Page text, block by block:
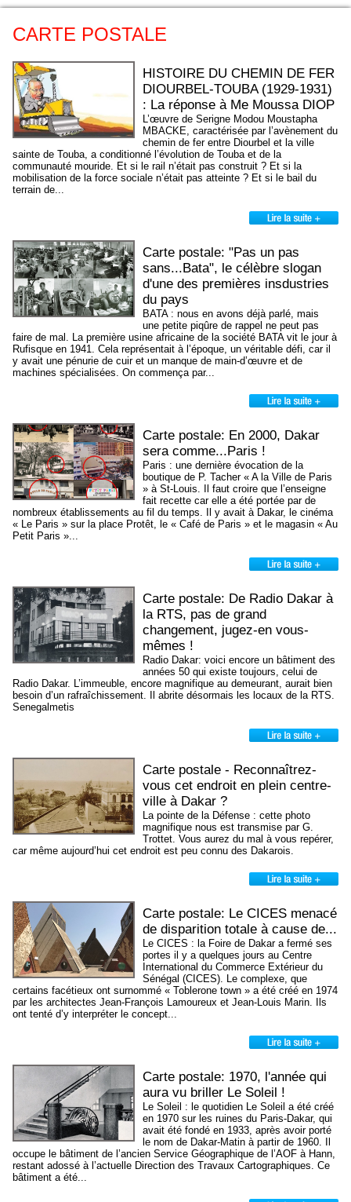
CARTE POSTALE
HISTOIRE DU CHEMIN DE FER
DIOURBEL-TOUBA (1929-1931)
: La réponse à Me Moussa DIOP
L’œuvre de Serigne Modou Moustapha
MBACKE, caractérisée par l’avènement du
chemin de fer entre Diourbel et la ville
sainte de Touba, a conditionné l’évolution de Touba et de la
communauté mouride. Et si le rail n’était pas construit ? Et si la
mobilisation de la force sociale n’était pas atteinte ? Et si le bail du
terrain de...
Carte postale: "Pas un pas
sans...Bata", le célèbre slogan
d'une des premières insdustries
du pays
BATA : nous en avons déjà parlé, mais
une petite piqûre de rappel ne peut pas
faire de mal. La première usine africaine de la société BATA vit le jour à
Rufisque en 1941. Cela représentait à l’époque, un véritable défi, car il
y avait une pénurie de cuir et un manque de main-d’œuvre et de
machines spécialisées. On commença par...
Carte postale: En 2000, Dakar
sera comme...Paris !
Paris : une dernière évocation de la
boutique de P. Tacher « A la Ville de Paris
» à St-Louis. Il faut croire que l’enseigne
fait recette car elle a été portée par de
nombreux établissements au fil du temps. Il y avait à Dakar, le cinéma
« Le Paris » sur la place Protêt, le « Café de Paris » et le magasin « Au
Petit Paris »...
Carte postale: De Radio Dakar à
la RTS, pas de grand
changement, jugez-en vous-
mêmes !
Radio Dakar: voici encore un bâtiment des
années 50 qui existe toujours, celui de
Radio Dakar. L’immeuble, encore magnifique au demeurant, aurait bien
besoin d’un rafraîchissement. Il abrite désormais les locaux de la RTS.
Senegalmetis
Carte postale - Reconnaîtrez-
vous cet endroit en plein centre-
ville à Dakar ?
La pointe de la Défense : cette photo
magnifique nous est transmise par G.
Trottet. Vous aurez du mal à vous repérer,
car même aujourd’hui cet endroit est peu connu des Dakarois.
Carte postale: Le CICES menacé
de disparition totale à cause de...
Le CICES : la Foire de Dakar a fermé ses
portes il y a quelques jours au Centre
International du Commerce Extérieur du
Sénégal (CICES). Le complexe, que
certains facétieux ont surnommé « Toblerone town » a été créé en 1974
par les architectes Jean-François Lamoureux et Jean-Louis Marin. Ils
ont tenté d’y interpréter le concept...
Carte postale: 1970, l'année qui
aura vu briller Le Soleil !
Le Soleil : le quotidien Le Soleil a été créé
en 1970 sur les ruines du Paris-Dakar, qui
avait été fondé en 1933, après avoir porté
le nom de Dakar-Matin à partir de 1960. Il
occupe le bâtiment de l’ancien Service Géographique de l’AOF à Hann,
restant adossé à l’actuelle Direction des Travaux Cartographiques. Ce
bâtiment a été...